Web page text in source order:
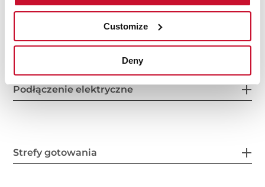
Customize
Deny
Charakterystyka produktu
Podłączenie elektryczne
Strefy gotowania